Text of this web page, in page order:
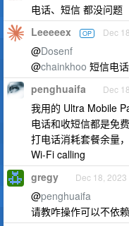
电话、短信 都没问题
Leeeeex OP Dec
@Dosenf
@chainkhoo 短信电
penghuaifa Dec
我用的 Ultra Mobile
电话和收短信都是免
打电话消耗套餐余量
Wi-Fi calling
gregy Dec 18, 2023
@penghuaifa
请教咋操作可以不依